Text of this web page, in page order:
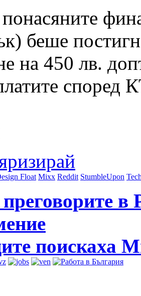
беше
на 450 лв.
според
Float Mixx Reddit StumbleUpon
в
поискаха